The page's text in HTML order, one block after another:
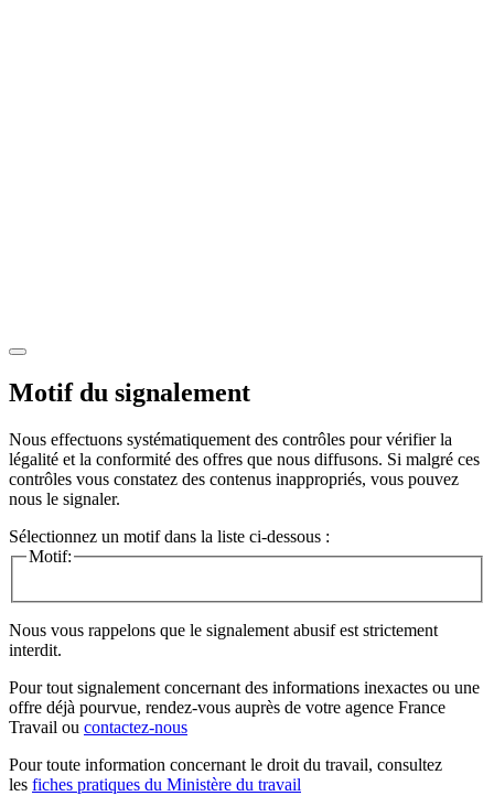
Motif du signalement
Nous effectuons systématiquement des contrôles pour vérifier la
légalité et la conformité des offres que nous diffusons. Si malgré ces
contrôles vous constatez des contenus inappropriés, vous pouvez
nous le signaler.
Sélectionnez un motif dans la liste ci-dessous :
Motif:
Nous vous rappelons que le signalement abusif est strictement
interdit.
Pour tout signalement concernant des informations inexactes ou une
offre déjà pourvue, rendez-vous auprès de votre agence France
Travail ou contactez-nous
Pour toute information concernant le droit du travail, consultez
les fiches pratiques du Ministère du travail